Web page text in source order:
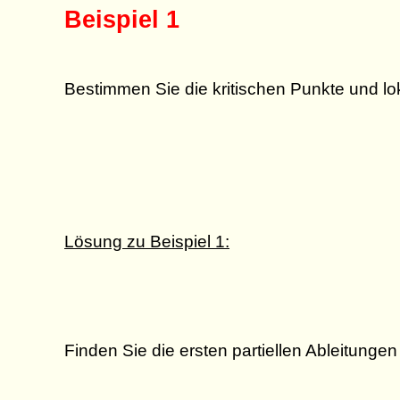
Beispiel 1
Bestimmen Sie die kritischen Punkte und
Lösung zu Beispiel 1:
Finden Sie die ersten partiellen Ableitungen